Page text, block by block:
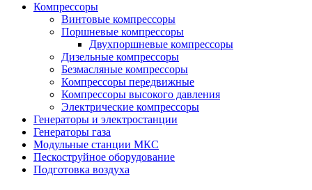
Компрессоры
Винтовые компрессоры
Поршневые компрессоры
Двухпоршневые компрессоры
Дизельные компрессоры
Безмасляные компрессоры
Компрессоры передвижные
Компрессоры высокого давления
Электрические компрессоры
Генераторы и электростанции
Генераторы газа
Модульные станции МКС
Пескоструйное оборудование
Подготовка воздуха